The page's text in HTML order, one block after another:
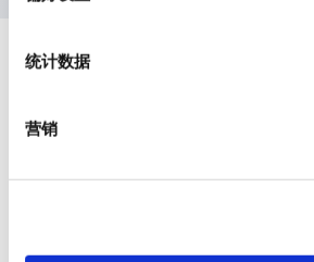
统计数据
营销
规格
Electrical Specifications
Environmental Specifications